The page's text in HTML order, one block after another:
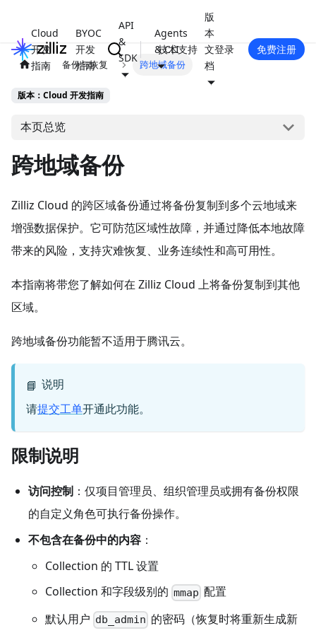
Cloud
开发
指南
BYOC
开发
指南
API
&
SDK
Agents
& CLI
版
本
文
档
技术支持 登录 免费注册
备份与恢复 跨地域备份
版本：Cloud 开发指南
本页总览
跨地域备份
Zilliz Cloud 的跨区域备份通过将备份复制到多个云地域来
增强数据保护。它可防范区域性故障，并通过降低本地故障
带来的风险，支持灾难恢复、业务连续性和高可用性。
本指南将带您了解如何在 Zilliz Cloud 上将备份复制到其他
区域。
跨地域备份功能暂不适用于腾讯云。
📘 说明
请提交工单开通此功能。
限制说明
访问控制 ：仅项目管理员、组织管理员或拥有备份权限
的自定义角色可执行备份操作。
不包含在备份中的内容 ：
Collection 的 TTL 设置
Collection 和字段级别的 mmap 配置
默认用户 db_admin 的密码（恢复时将重新生成新